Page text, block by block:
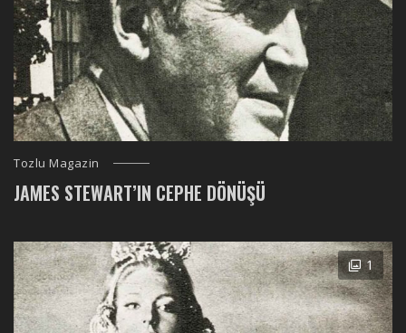
Tozlu Magazin
JAMES STEWART’IN CEPHE DÖNÜŞÜ
1